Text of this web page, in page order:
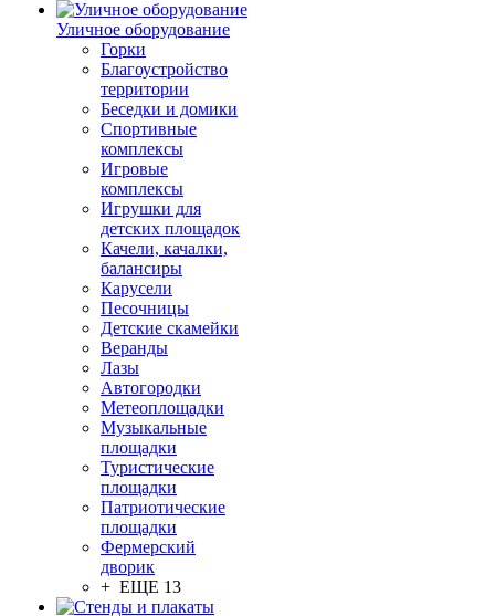
Уличное оборудование
Горки
Благоустройство
территории
Беседки и домики
Спортивные
комплексы
Игровые
комплексы
Игрушки для
детских площадок
Качели, качалки,
балансиры
Карусели
Песочницы
Детские скамейки
Веранды
Лазы
Автогородки
Метеоплощадки
Музыкальные
площадки
Туристические
площадки
Патриотические
площадки
Фермерский
дворик
+ ЕЩЕ 13